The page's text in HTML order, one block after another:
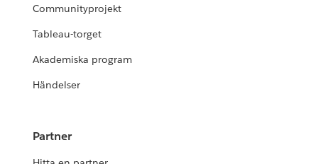
Communityprojekt
Tableau-torget
Akademiska program
Händelser
Partner